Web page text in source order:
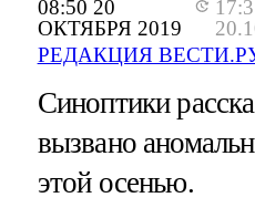
08:50 20
ОКТЯБРЯ 2019
РЕДАКЦИЯ
Синоптики
вызвано
этой осенью.